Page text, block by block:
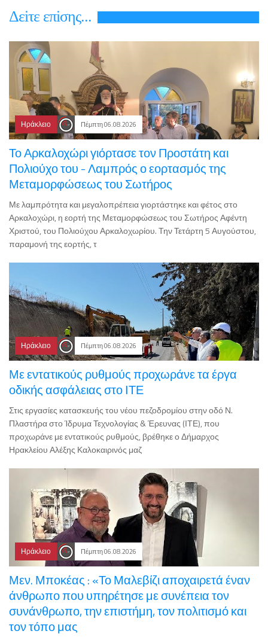
Δεiτε επiσης...
Ηράκλειο Πέμπτη 06.08.2026
Το Αρκαλοχώρι γιόρτασε τον Προστάτη και
Πολιούχο του - Λαμπρός ο εορτασμός της
Μεταμορφώσεως του Σωτήρος
Με λαμπρότητα και μεγαλοπρέπεια γιορτάστηκε και φέτος στο
Αρκαλοχώρι, η εορτή της Μεταμορφώσεως του Σωτήρος Αφέντη
Χριστού, του Πολιούχου Αρκαλοχωρίου. Την Τετάρτη 5 Αυγούστου,
παραμονή της εορτής, τ
Ηράκλειο Πέμπτη 06.08.2026
Με εντατικούς ρυθμούς προχωράνε τα έργα
οδικής ασφάλειας στο ΙΤΕ
Στις εργασίες κατασκευής του νέου πεζοδρομίου στην οδό Ν.
Πλαστήρα στο Ίδρυμα Τεχνολογίας & Έρευνας (ΙΤΕ), που
προχωράνε με εντατικούς ρυθμούς, βρέθηκε ο Δήμαρχος
Ηρακλείου Αλέξης Καλοκαιρινός μαζ
Ηράκλειο Πέμπτη 06.08.2026
Μεν. Μποκέας : «Το Μαλεβίζι αποχαιρετά έναν
άνθρωπο που υπηρέτησε με συνέπεια τον
συνάνθρωπο, την επιστήμη, τον πολιτισμό και
τον τόπο μας